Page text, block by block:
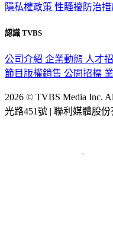
隱私權政策 性騷擾防治措
認識 TVBS
公司介紹 企業動態 人才
節目版權銷售 公開招標
2026 © TVBS Media Inc.
光路451號 | 聯利媒體股份